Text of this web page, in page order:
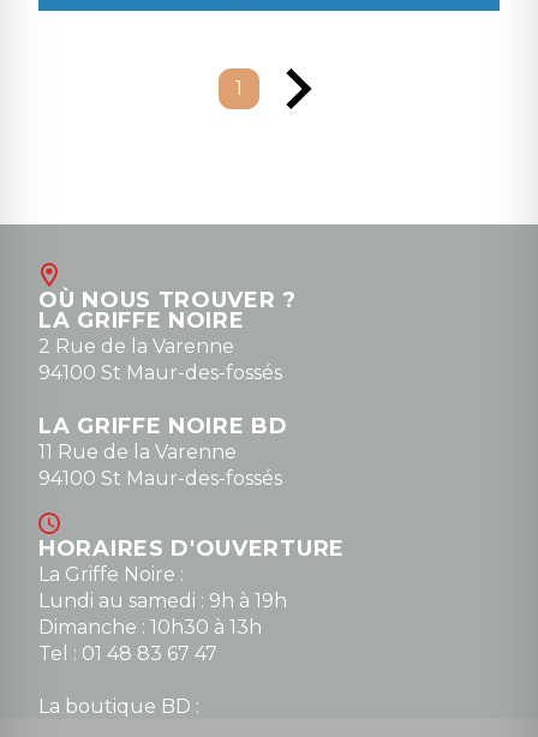
1
OÙ NOUS TROUVER ?
LA GRIFFE NOIRE
2 Rue de la Varenne
94100 St Maur-des-fossés
LA GRIFFE NOIRE BD
11 Rue de la Varenne
94100 St Maur-des-fossés
HORAIRES D'OUVERTURE
La Griffe Noire :
Lundi au samedi : 9h à 19h
Dimanche : 10h30 à 13h
Tel : 01 48 83 67 47
La boutique BD :